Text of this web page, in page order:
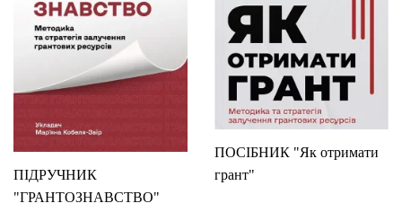
ПОСІБНИК "Як отримати
грант"
ПІДРУЧНИК
"ГРАНТОЗНАВСТВО"